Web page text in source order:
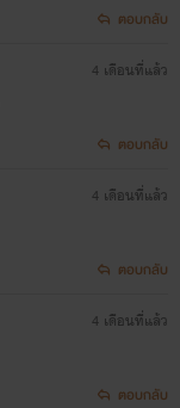
ตอบกลับ
4 เดือนที่แล้ว
ตอบกลับ
4 เดือนที่แล้ว
ตอบกลับ
4 เดือนที่แล้ว
ตอบกลับ